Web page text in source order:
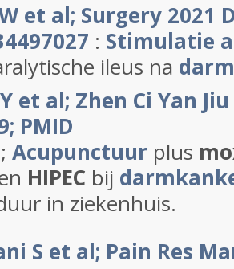
et al; Surgery 2021
: Stimulatie
ileus na dar
et al; Zhen Ci Yan
PMID
; Acupunctuur plus
HIPEC bij
in ziekenhuis.
S et al; Pain Res